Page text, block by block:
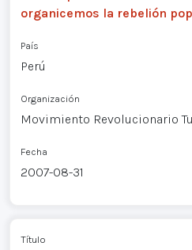
organicemos la rebelión
País
Perú
Organización
Movimiento Revolucionario
Fecha
2007-08-31
Título